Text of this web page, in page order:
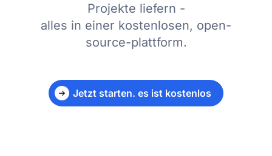
Projekte liefern -
alles in einer kostenlosen, open-
source-plattform.
Jetzt starten. es ist kostenlos